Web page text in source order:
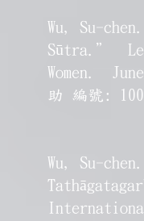
Wu, Su-
Sūtra.”
Women.
助 編號:
Wu, Su-